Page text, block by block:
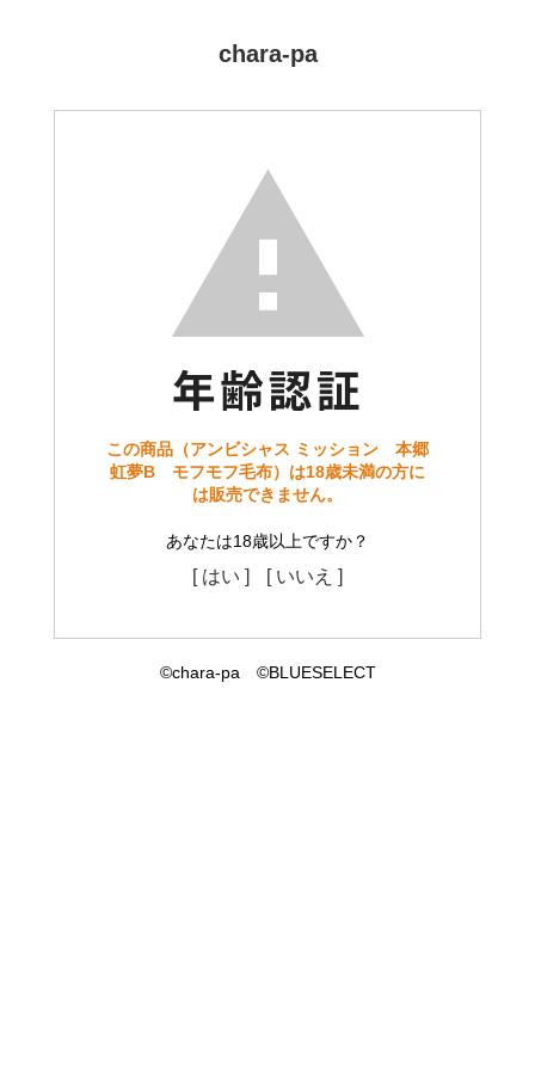
chara-pa
この商品（アンビシャス ミッション 本郷
虹夢B モフモフ毛布）は18歳未満の方に
は販売できません。
あなたは18歳以上ですか？
[ はい ] [ いいえ ]
©chara-pa ©BLUESELECT